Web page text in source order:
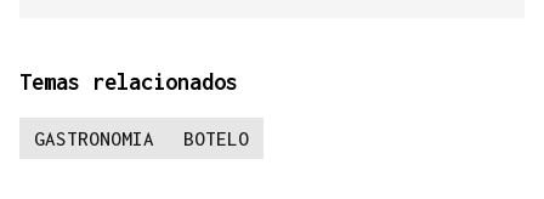
Temas relacionados
GASTRONOMIA BOTELO